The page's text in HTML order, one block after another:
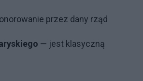
przez dany rząd
— jest klasyczną